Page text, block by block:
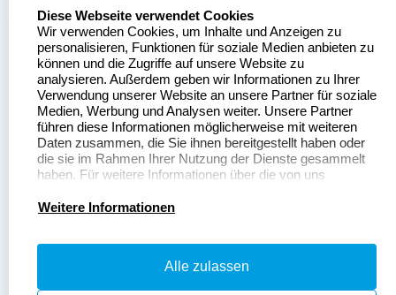
Stempelgestalten.de
Asterlager Straße 97
47228 Duisburg
Deutschland
Über uns
Sitemap
Alle
Stempelinformationen
Dateivorgaben
Fragen & Antworten
Datenschutzerklärung
Zahlung & Versand
Widerruf & Rückgabe
Diese Webseite verwendet Cookies
Wir verwenden Cookies, um Inhalte und Anzeigen zu
personalisieren, Funktionen für soziale Medien anbieten zu
können und die Zugriffe auf unsere Website zu
analysieren. Außerdem geben wir Informationen zu Ihrer
Verwendung unserer Website an unsere Partner für soziale
Medien, Werbung und Analysen weiter. Unsere Partner
führen diese Informationen möglicherweise mit weiteren
Daten zusammen, die Sie ihnen bereitgestellt haben oder
die sie im Rahmen Ihrer Nutzung der Dienste gesammelt
haben. Für weitere Informationen über die von uns
Datenschutzerklärung.
Weitere Informationen
Alle zulassen